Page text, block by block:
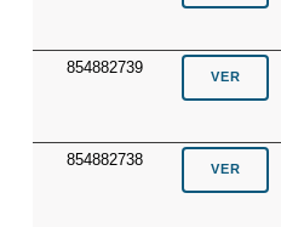
854882739
854882738